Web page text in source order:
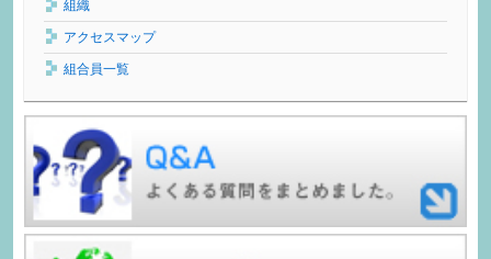
組織
アクセスマップ
組合員一覧